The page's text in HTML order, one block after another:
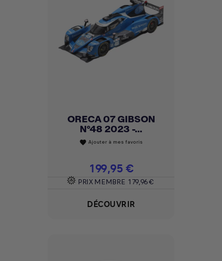
ORECA 07 GIBSON
N°48 2023 -...
favorite Ajouter à mes favoris
Prix
199,95 €
PRIX MEMBRE 179,96 €
DÉCOUVRIR